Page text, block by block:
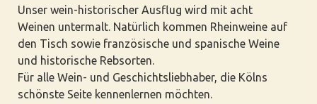
Unser wein-historischer Ausflug wird mit acht
Weinen untermalt. Natürlich kommen Rheinweine auf
den Tisch sowie französische und spanische Weine
und historische Rebsorten.
Für alle Wein- und Geschichtsliebhaber, die Kölns
schönste Seite kennenlernen möchten.